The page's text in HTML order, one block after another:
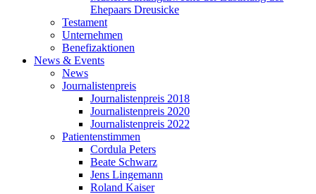
Ehepaars Dreusicke
Testament
Unternehmen
Benefizaktionen
News & Events
News
Journalistenpreis
Journalistenpreis 2018
Journalistenpreis 2020
Journalistenpreis 2022
Patientenstimmen
Cordula Peters
Beate Schwarz
Jens Lingemann
Roland Kaiser